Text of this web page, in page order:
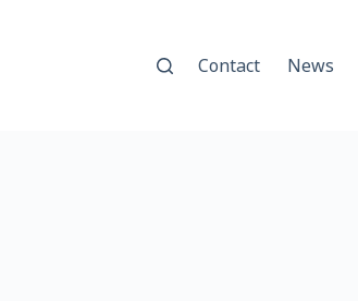
News
Contact